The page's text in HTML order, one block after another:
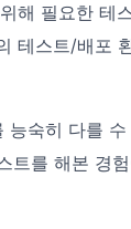
해 필요한 테
테스트/배포
숙히 다를 수
트를 해본 경